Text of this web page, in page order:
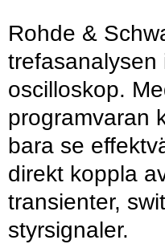
Rohde &
trefasanalysen
oscilloskop.
programvaran
bara se
direkt koppla
transienter,
styrsignaler.